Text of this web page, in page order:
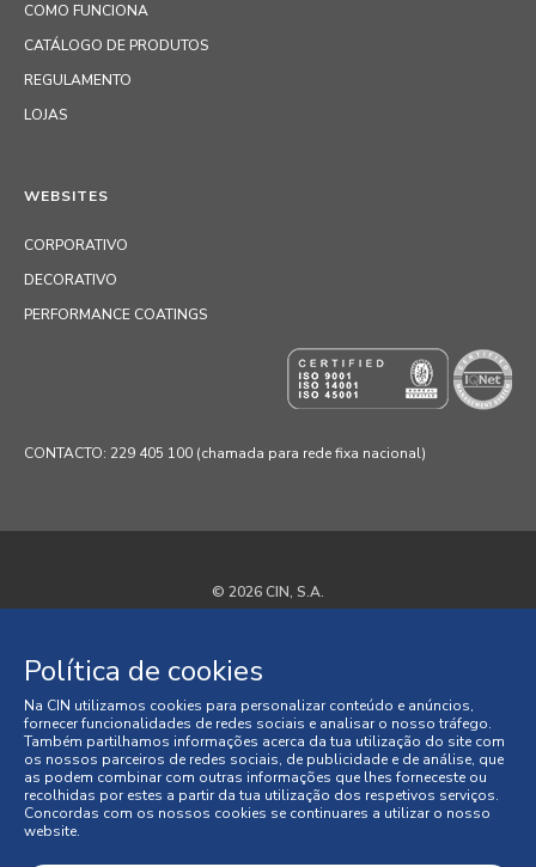
COMO FUNCIONA
CATÁLOGO DE PRODUTOS
REGULAMENTO
LOJAS
WEBSITES
CORPORATIVO
DECORATIVO
PERFORMANCE COATINGS
CONTACTO: 229 405 100 (chamada para rede fixa nacional)
© 2026 CIN, S.A.
Política de Privacidade
Política de Cookies
Faqs
Litígios de Consumo
Política de cookies
Na CIN utilizamos cookies para personalizar conteúdo e anúncios,
fornecer funcionalidades de redes sociais e analisar o nosso tráfego.
Também partilhamos informações acerca da tua utilização do site com
os nossos parceiros de redes sociais, de publicidade e de análise, que
as podem combinar com outras informações que lhes forneceste ou
recolhidas por estes a partir da tua utilização dos respetivos serviços.
Concordas com os nossos cookies se continuares a utilizar o nosso
website.